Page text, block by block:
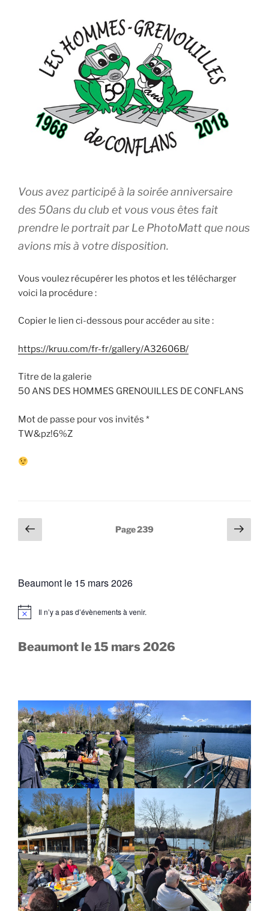
Vous avez participé à la soirée anniversaire
des 50ans du club et vous vous êtes fait
prendre le portrait par Le PhotoMatt que nous
avions mis à votre disposition.
Vous voulez récupérer les photos et les télécharger
voici la procédure :
Copier le lien ci-dessous pour accéder au site :
https://kruu.com/fr-fr/gallery/A32606B/
Titre de la galerie
50 ANS DES HOMMES GRENOUILLES DE CONFLANS
Mot de passe pour vos invités *
TW&pz!6%Z
Pagination
des
Page
précédente
Page239
Page
Beaumont le 15 mars 2026
N
i
c
Il n’y a pas d’évènements à venir.
Beaumont le 15 mars 2026